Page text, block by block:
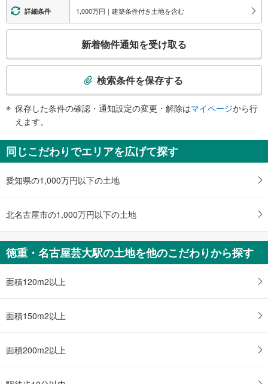
《多機能トイレ》
・改札内
スロープ
その他
・点字案内（券売機・運賃表）
詳細条件 1,000万円｜建築条件付き土地を含む
検
知
を
け
・
件
を
イ
ー
保
す
新着物件通知を受け取る
検索条件を保存する
保存した条件の確認・通知設定の変更・解除はマイページから行
えます。
同じこだわりでエリアを広げて探す
愛知県の1,000万円以下の土地
北名古屋市の1,000万円以下の土地
徳重・名古屋芸大駅の土地を他のこだわりから探す
面積120m2以上
面積150m2以上
面積200m2以上